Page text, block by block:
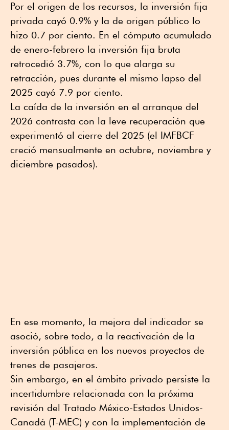
Por el origen de los recursos, la inversión fija
privada cayó 0.9% y la de origen público lo
hizo 0.7 por ciento. En el cómputo acumulado
de enero-febrero la inversión fija bruta
retrocedió 3.7%, con lo que alarga su
retracción, pues durante el mismo lapso del
2025 cayó 7.9 por ciento.
La caída de la inversión en el arranque del
2026 contrasta con la leve recuperación que
experimentó al cierre del 2025 (el IMFBCF
creció mensualmente en octubre, noviembre y
diciembre pasados).
En ese momento, la mejora del indicador se
asoció, sobre todo, a la reactivación de la
inversión pública en los nuevos proyectos de
trenes de pasajeros.
Sin embargo, en el ámbito privado persiste la
incertidumbre relacionada con la próxima
revisión del Tratado México-Estados Unidos-
Canadá (T-MEC) y con la implementación de